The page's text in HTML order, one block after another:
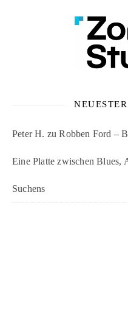
Peter H. zuRobben Ford –
Eine Platte zwischen Blues,
Suchens